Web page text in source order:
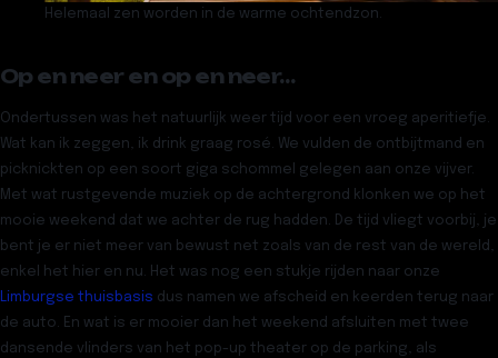
Helemaal zen worden in de warme ochtendzon.
Op en neer en op en neer…
Ondertussen was het natuurlijk weer tijd voor een vroeg aperitiefje.
Wat kan ik zeggen, ik drink graag rosé. We vulden de ontbijtmand en
picknickten op een soort giga schommel gelegen aan onze vijver.
Met wat rustgevende muziek op de achtergrond klonken we op het
mooie weekend dat we achter de rug hadden. De tijd vliegt voorbij, je
bent je er niet meer van bewust net zoals van de rest van de wereld,
enkel het hier en nu. Het was nog een stukje rijden naar onze
Limburgse thuisbasis dus namen we afscheid en keerden terug naar
de auto. En wat is er mooier dan het weekend afsluiten met twee
dansende vlinders van het pop-up theater op de parking, als